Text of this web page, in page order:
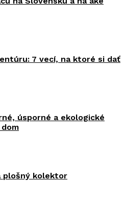
7 vecí, na ktoré si dať
úsporné a ekologické
plošný kolektor